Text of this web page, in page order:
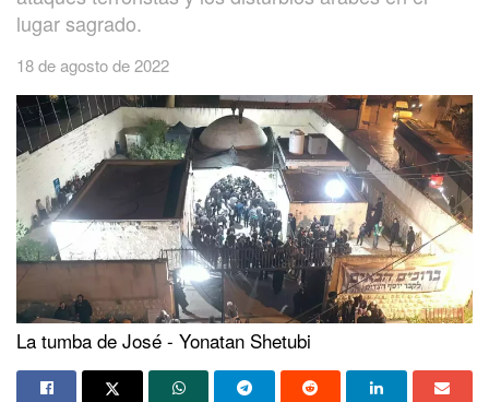
lugar sagrado.
18 de agosto de 2022
La tumba de José - Yonatan Shetubi